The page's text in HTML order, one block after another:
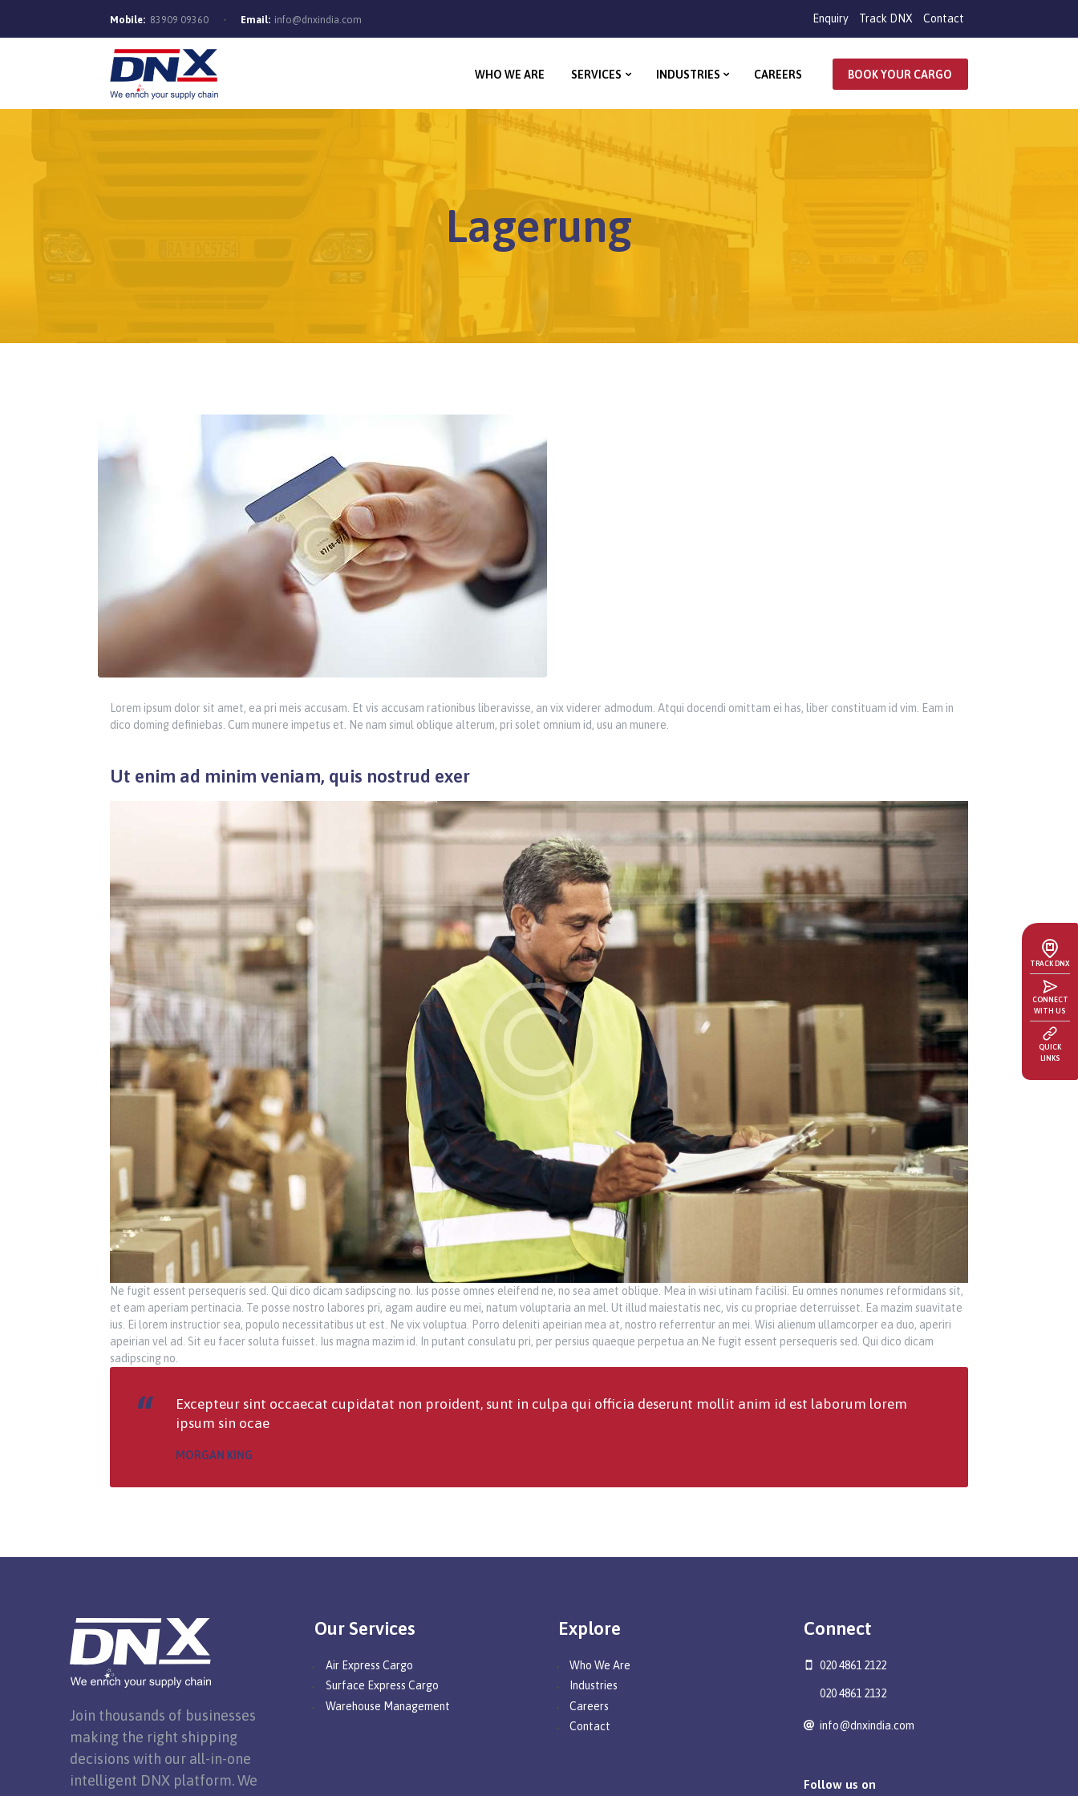
Mobile: 83909 09360 Email: info@dnxindia.com Enquiry Track DNX Contact
WHO WE ARE SERVICES INDUSTRIES CAREERS BOOK YOUR CARGO
Lagerung
CAREERS
Lorem ipsum dolor sit amet, ea pri meis accusam. Et vis accusam rationibus liberavisse, an vix viderer admodum. Atqui docendi omittam ei has, liber constituam id vim. Eam in
dico doming definiebas. Cum munere impetus et. Ne nam simul oblique alterum, pri solet omnium id, usu an munere.
Ut enim ad minim veniam, quis nostrud exer
Ne fugit essent persequeris sed. Qui dico dicam sadipscing no. Ius posse omnes eleifend ne, no sea amet oblique. Mea in wisi utinam facilisi. Eu omnes nonumes reformidans sit,
et eam aperiam pertinacia. Te posse nostro labores pri, agam audire eu mei, natum voluptaria an mel. Ut illud maiestatis nec, vis cu propriae deterruisset. Ea mazim suavitate
ius. Ei lorem instructior sea, populo necessitatibus ut est. Ne vix voluptua. Porro deleniti apeirian mea at, nostro referrentur an mei. Wisi alienum ullamcorper ea duo, aperiri
apeirian vel ad. Sit eu facer soluta fuisset. Ius magna mazim id. In putant consulatu pri, per persius quaeque perpetua an.Ne fugit essent persequeris sed. Qui dico dicam
sadipscing no.
Excepteur sint occaecat cupidatat non proident, sunt in culpa qui officia deserunt mollit anim id est laborum lorem
ipsum sin ocae
MORGAN KING
Join thousands of businesses
making the right shipping
decisions with our all-in-one
intelligent DNX platform. We
Our Services
Air Express Cargo
Surface Express Cargo
Warehouse Management
Explore
Who We Are
Industries
Careers
Contact
Connect
020 4861 2122
020 4861 2132
info@dnxindia.com
Follow us on
TRACK DNX
CONNECT
WITH US
QUICK
LINKS